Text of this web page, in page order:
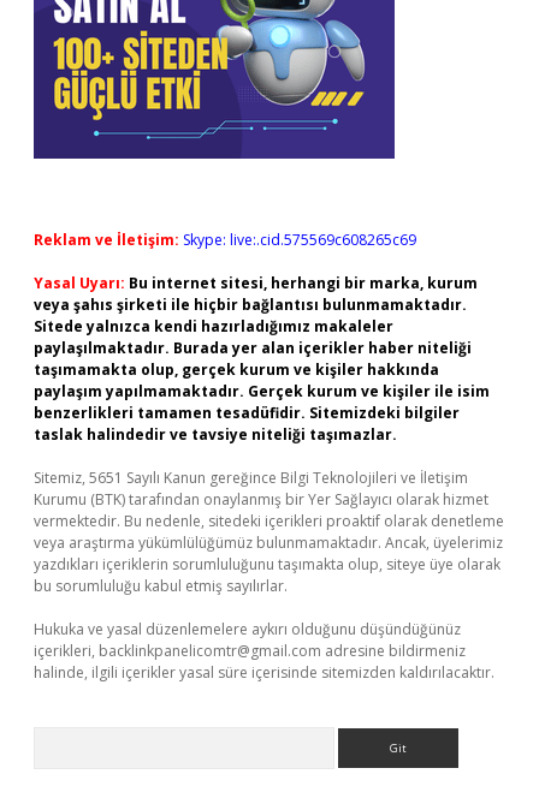
Reklam ve İletişim: Skype: live:.cid.575569c608265c69
Yasal Uyarı: Bu internet sitesi, herhangi bir marka, kurum
veya şahıs şirketi ile hiçbir bağlantısı bulunmamaktadır.
Sitede yalnızca kendi hazırladığımız makaleler
paylaşılmaktadır. Burada yer alan içerikler haber niteliği
taşımamakta olup, gerçek kurum ve kişiler hakkında
paylaşım yapılmamaktadır. Gerçek kurum ve kişiler ile isim
benzerlikleri tamamen tesadüfidir. Sitemizdeki bilgiler
taslak halindedir ve tavsiye niteliği taşımazlar.
Sitemiz, 5651 Sayılı Kanun gereğince Bilgi Teknolojileri ve İletişim
Kurumu (BTK) tarafından onaylanmış bir Yer Sağlayıcı olarak hizmet
vermektedir. Bu nedenle, sitedeki içerikleri proaktif olarak denetleme
veya araştırma yükümlülüğümüz bulunmamaktadır. Ancak, üyelerimiz
yazdıkları içeriklerin sorumluluğunu taşımakta olup, siteye üye olarak
bu sorumluluğu kabul etmiş sayılırlar.
Hukuka ve yasal düzenlemelere aykırı olduğunu düşündüğünüz
içerikleri, backlinkpanelicomtr@gmail.com adresine bildirmeniz
halinde, ilgili içerikler yasal süre içerisinde sitemizden kaldırılacaktır.